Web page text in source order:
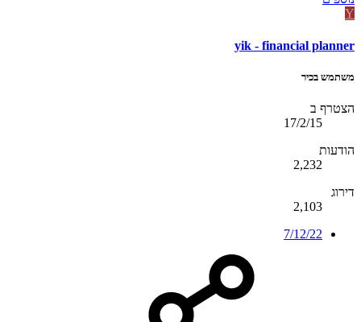
Y
yik - financial planner
משתמש בכיר
הצטרף ב
17/2/15
הודעות
2,232
דירוג
2,103
7/12/22